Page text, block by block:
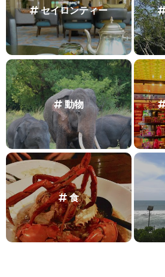
セイロンティー
動物
食